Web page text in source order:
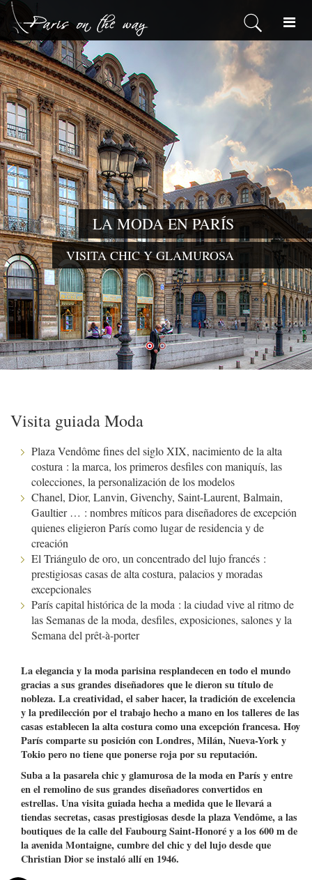
LA MODA EN PARÍS
VISITA CHIC Y GLAMUROSA
Visita guiada Moda
Plaza Vendôme fines del siglo XIX, nacimiento de la alta
costura : la marca, los primeros desfiles con maniquís, las
colecciones, la personalización de los modelos
Chanel, Dior, Lanvin, Givenchy, Saint-Laurent, Balmain,
Gaultier … : nombres míticos para diseñadores de excepción
quienes eligieron París como lugar de residencia y de
creación
El Triángulo de oro, un concentrado del lujo francés :
prestigiosas casas de alta costura, palacios y moradas
excepcionales
París capital histórica de la moda : la ciudad vive al ritmo de
las Semanas de la moda, desfiles, exposiciones, salones y la
Semana del prêt-à-porter
La elegancia y la moda parisina resplandecen en todo el mundo
gracias a sus grandes diseñadores que le dieron su título de
nobleza. La creatividad, el saber hacer, la tradición de excelencia
y la predilección por el trabajo hecho a mano en los talleres de las
casas establecen la alta costura como una excepción francesa. Hoy
París comparte su posición con Londres, Milán, Nueva-York y
Tokio pero no tiene que ponerse roja por su reputación.
Suba a la pasarela chic y glamurosa de la moda en París y entre
en el remolino de sus grandes diseñadores convertidos en
estrellas. Una visita guiada hecha a medida que le llevará a
tiendas secretas, casas prestigiosas desde la plaza Vendôme, a las
boutiques de la calle del Faubourg Saint-Honoré y a los 600 m de
la avenida Montaigne, cumbre del chic y del lujo desde que
Christian Dior se instaló allí en 1946.